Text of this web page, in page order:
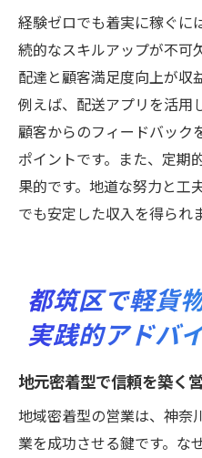
経験ゼロでも着実に稼ぐに
続的なスキルアップが不可
配達と顧客満足度向上が収
例えば、配送アプリを活用
顧客からのフィードバック
ポイントです。また、定期
果的です。地道な努力と工
でも安定した収入を得られ
都筑区で軽貨
実践的アドバ
地元密着型で信頼を築く
地域密着型の営業は、神奈
業を成功させる鍵です。な